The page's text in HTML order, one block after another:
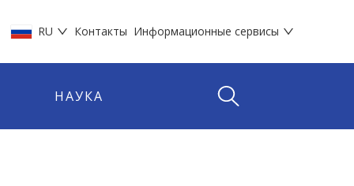
RU Контакты Информационные сервисы
НАУКА